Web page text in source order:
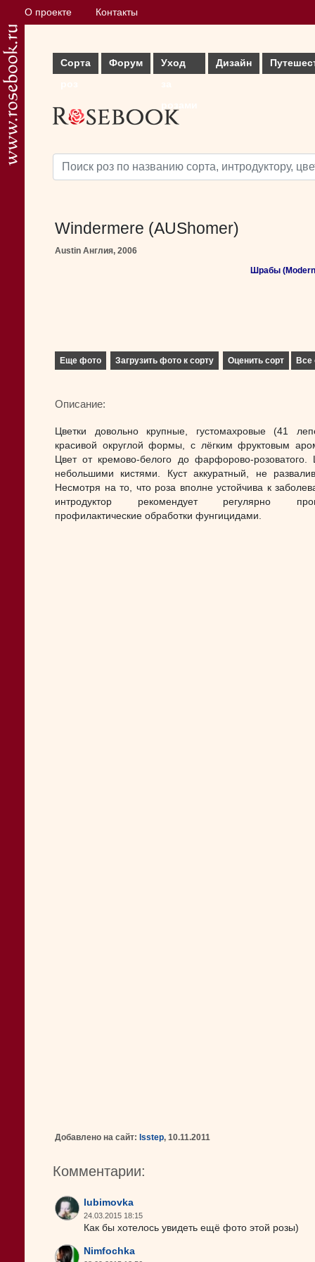
О проекте Контакты
Сорта
Форум
Уход
Дизайн
Windermere (AUShomer)
Austin Англия, 2006
Шрабы
Еще фото Загрузить фото к сорту Оценить сорт Все
Описание:
Цветки довольно крупные, густомахровые (41
красивой округлой формы, с лёгким фруктовым
Цвет от кремово-белого до фарфорово-розоватого.
небольшими кистями. Куст аккуратный, не
Несмотря на то, что роза вполне устойчива к
интродуктор рекомендует регулярно
профилактические обработки фунгицидами.
Добавлено на сайт: lsstep, 10.11.2011
Комментарии:
lubimovka
24.03.2015 18:15
Как бы хотелось увидеть ещё фото этой розы)
Nimfochka